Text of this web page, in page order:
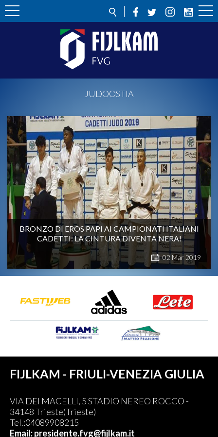
JUDOOSTIA
BRONZO DI EROS PAPI AI CAMPIONATI ITALIANI
CADETTI: LA CINTURA DIVENTA NERA!
02 Mar 2019
FIJLKAM - FRIULI-VENEZIA GIULIA
VIA DEI MACELLI, 5 STADIO NEREO ROCCO -
34148 Trieste(Trieste)
Tel.:04089908215
Email: presidente.fvg@fijlkam.it